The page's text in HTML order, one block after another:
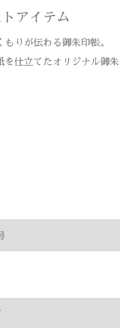
アイテム
りが伝わる御朱印帳。
を仕立てたオリジナル御朱